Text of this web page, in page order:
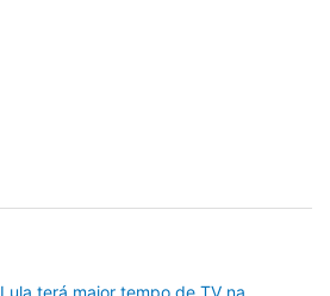
Lula terá maior tempo de TV na